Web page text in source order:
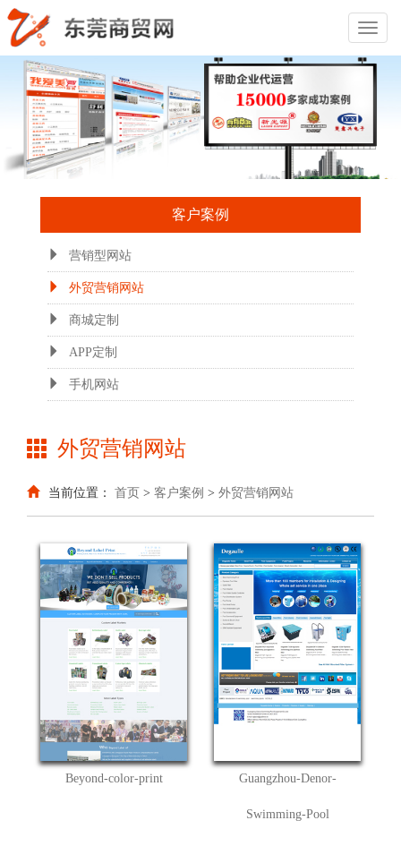
Toggle
客户案例
营销型网站
外贸营销网站
商城定制
APP定制
手机网站
外贸营销网站
当前位置： 首页 > 客户案例 > 外贸营销网站
Beyond-color-print Guangzhou-Denor-
Swimming-Pool